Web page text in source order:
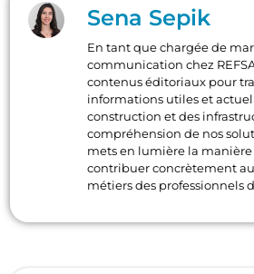
Sena Sepik
En tant que chargée de
communication chez
contenus éditoriaux pour
informations utiles et
construction et des
compréhension de nos
mets en lumière la manière
contribuer concrètement
métiers des professionnels